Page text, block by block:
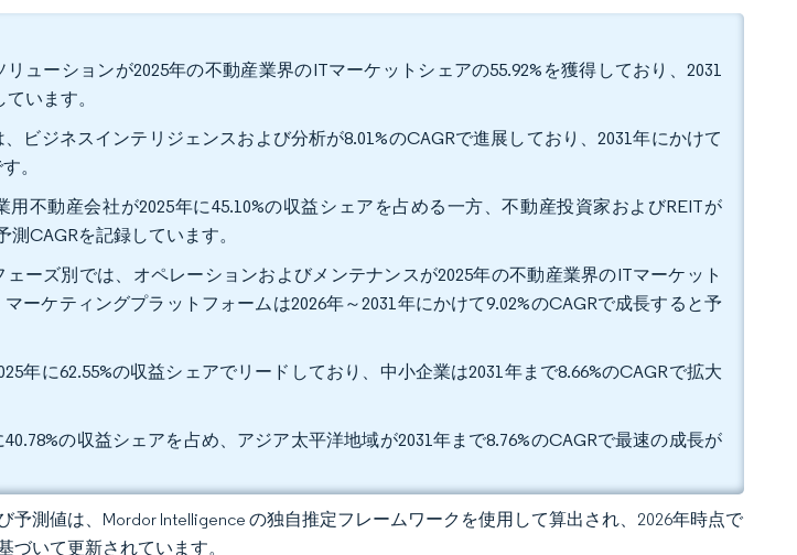
ューションが2025年の不動産業界のITマーケットシェアの55.92%を獲得しており、2031
います。
ビジネスインテリジェンスおよび分析が8.01%のCAGRで進展しており、2031年にかけて
。
不動産会社が2025年に45.10%の収益シェアを占める一方、不動産投資家およびREITが
測CAGRを記録しています。
ーズ別では、オペレーションおよびメンテナンスが2025年の不動産業界のITマーケット
ーケティングプラットフォームは2026年～2031年にかけて9.02%のCAGRで成長すると予
年に62.55%の収益シェアでリードしており、中小企業は2031年まで8.66%のCAGRで拡大
の収益シェアを占め、アジア太平洋地域が2031年まで8.76%のCAGRで最速の成長が
予測値は、Mordor Intelligence の独自推定フレームワークを使用して算出され、2026年時点で
づいて更新されています。